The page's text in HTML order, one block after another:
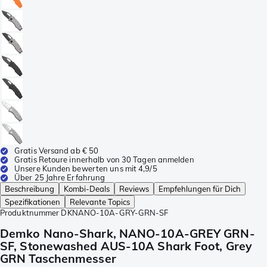
Gratis Versand ab € 50
Gratis Retoure innerhalb von 30 Tagen anmelden
Unsere Kunden bewerten uns mit 4,9/5
Über 25 Jahre Erfahrung
Beschreibung
Kombi-Deals Reviews
Empfehlungen für Dich
Spezifikationen
Relevante Topics
Produktnummer DKNANO-10A-GRY-GRN-SF
Demko Nano-Shark, NANO-10A-GREY GRN-
SF, Stonewashed AUS-10A Shark Foot, Grey
GRN Taschenmesser